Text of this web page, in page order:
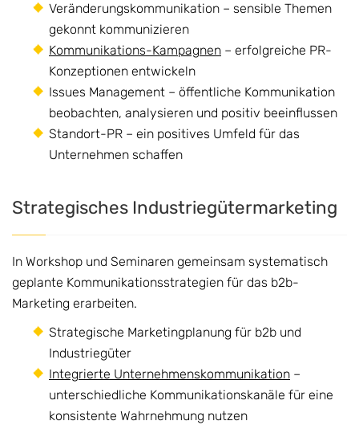
Veränderungskommunikation – sensible Themen
gekonnt kommunizieren
Kommunikations-Kampagnen – erfolgreiche PR-
Konzeptionen entwickeln
Issues Management – öffentliche Kommunikation
beobachten, analysieren und positiv beeinflussen
Standort-PR – ein positives Umfeld für das
Unternehmen schaffen
Strategisches Industriegütermarketing
In Workshop und Seminaren gemeinsam systematisch
geplante Kommunikationsstrategien für das b2b-
Marketing erarbeiten.
Strategische Marketingplanung für b2b und
Industriegüter
Integrierte Unternehmenskommunikation –
unterschiedliche Kommunikationskanäle für eine
konsistente Wahrnehmung nutzen